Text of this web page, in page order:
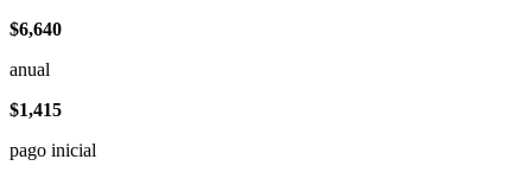
$6,640
anual
$1,415
pago inicial